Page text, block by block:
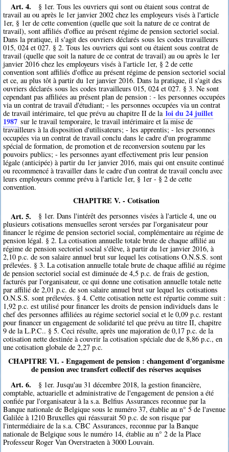
Art. 4.
§ 1er. Tous les ouvriers qui sont ou étaient sous contrat de
travail au ou après le 1er janvier 2002 chez les employeurs visés à l'article
1er, § 1er de cette convention (quelle que soit la nature de ce contrat de
travail), sont affiliés d'office au présent régime de pension sectoriel social.
Dans la pratique, il s'agit des ouvriers déclarés sous les codes travailleurs
015, 024 et 027. § 2. Tous les ouvriers qui sont ou étaient sous contrat de
travail (quelle que soit la nature de ce contrat de travail) au ou après le 1er
janvier 2016 chez les employeurs visés à l'article 1er, § 2 de cette
convention sont affiliés d'office au présent régime de pension sectoriel social
et ce, au plus tôt à partir du 1er janvier 2016. Dans la pratique, il s'agit des
ouvriers déclarés sous les codes travailleurs 015, 024 et 027. § 3. Ne sont
cependant pas affiliées au présent plan de pension : - les personnes occupées
via un contrat de travail d'étudiant; - les personnes occupées via un contrat
de travail intérimaire, tel que prévu au chapitre II de la loi du 24 juillet
1987 sur le travail temporaire, le travail intérimaire et la mise de
travailleurs à la disposition d'utilisateurs; - les apprentis; - les personnes
occupées via un contrat de travail conclu dans le cadre d'un programme
spécial de formation, de promotion et de reconversion soutenu par les
pouvoirs publics; - les personnes ayant effectivement pris leur pension
légale (anticipée) à partir du 1er janvier 2016, mais qui ont ensuite continué
ou recommencé à travailler dans le cadre d'un contrat de travail conclu avec
leurs employeurs comme prévu à l'article 1er, § 1er - § 2 de cette
convention.
CHAPITRE V. - Cotisation
Art. 5.
§ 1er. Dans l'intérêt des personnes visées à l'article 4, une ou
plusieurs cotisations mensuelles seront versées par l'organisateur pour
financer le régime de pension sectoriel social, complémentaire au régime de
pension légal. § 2. La cotisation annuelle totale brute de chaque affilié au
régime de pension sectoriel social s'élève, à partir du 1er janvier 2016, à
2,10 p.c. de son salaire annuel brut sur lequel les cotisations O.N.S.S. sont
prélevées. § 3. La cotisation annuelle totale brute de chaque affilié au régime
de pension sectoriel social est diminuée de 4,5 p.c. de frais de gestion,
facturés par l'organisateur, ce qui donne une cotisation annuelle totale nette
par affilié de 2,01 p.c. de son salaire annuel brut sur lequel les cotisations
O.N.S.S. sont prélevées. § 4. Cette cotisation nette est répartie comme suit :
1,92 p.c. est utilisé pour financer les droits de pension individuels dans le
chef des personnes affiliées au régime sectoriel social et le 0,09 p.c. restant
pour financer un engagement de solidarité tel que prévu au titre II, chapitre
9 de la L.P.C.. § 5. Ceci résulte, après une majoration de 0,17 p.c. de la
cotisation nette destinée à couvrir la cotisation spéciale due de 8,86 p.c., en
une cotisation globale de 2,27 p.c.
CHAPITRE VI. - Engagement de pension : changement d'organisme
de pension avec transfert collectif des réserves acquises
Art. 6.
§ 1er. Jusqu'au 31 décembre 2018, la gestion financière,
comptable, actuarielle et administrative de l'engagement de pension a été
confiée par l'organisateur à la s.a. Belfius Assurances reconnue par la
Banque nationale de Belgique sous le numéro 37, établie au n° 5 de l'avenue
Galilée à 1210 Bruxelles qui réassurait 50 p.c. de son risque par
l'intermédiaire de la s.a. CBC Assurances, reconnue par la Banque
nationale de Belgique sous le numéro 14, établie au n° 2 de la Place
Professeur Roger Van Overstraeten à 3000 Louvain.